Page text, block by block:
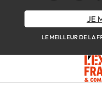
JE
LE MEILLEUR DE LA